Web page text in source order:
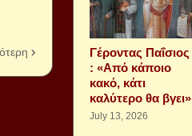
Γέροντας Παΐσιος
: «Από κάποιο
κακό, κάτι
καλύτερο θα βγει»
July 13, 2026